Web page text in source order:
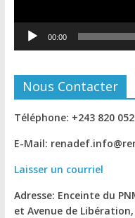
00:00
Nous Contacter
Téléphone: +243 820
E-Mail:
Laisser un courriel
Adresse: Enceinte du
et Avenue de Libération,